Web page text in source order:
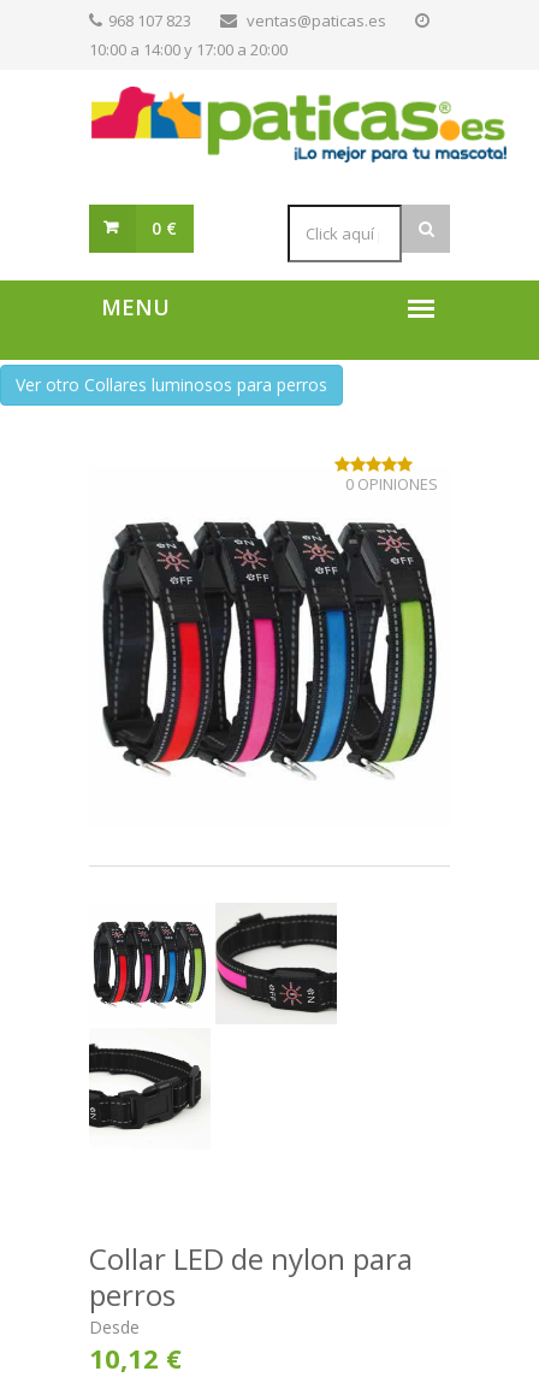
968 107 823
ventas@paticas.es
10:00 a 14:00 y 17:00 a 20:00
0 €
Ver otro Collares luminosos para perros
Collar LED de nylon para
perros
Desde
10,12 €
0 OPINIONES